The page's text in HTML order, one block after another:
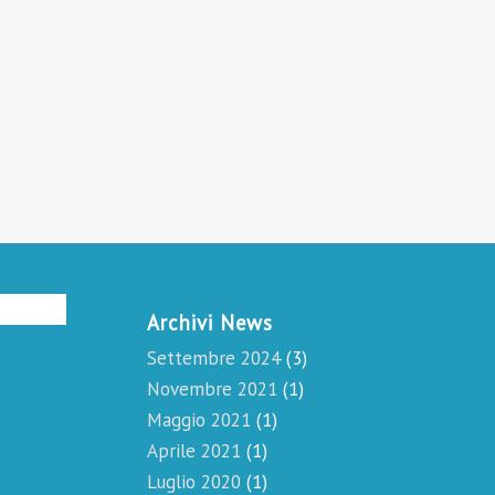
Archivi News
Settembre 2024(3)
Novembre 2021 (1)
Maggio 2021 (1)
Aprile 2021 (1)
Luglio 2020 (1)